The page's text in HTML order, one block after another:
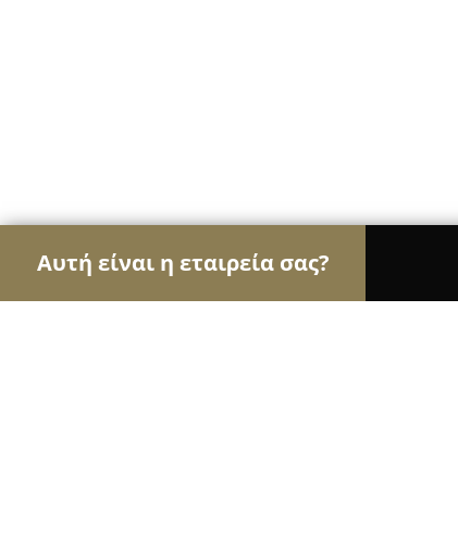
Αυτή είναι η εταιρεία σας?